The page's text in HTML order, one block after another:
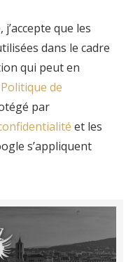
que les
dans le cadre
qui peut en
Politique de
par
et les
s’appliquent